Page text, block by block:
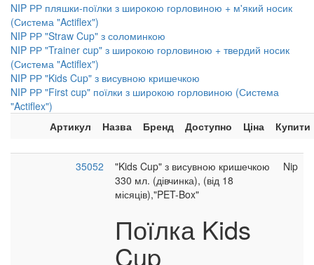
NIP РР пляшки-поїлки з широкою горловиною + м'який носик
(Система "Actiflex")
NIP РР "Straw Cup" з соломинкою
NIP РР "Trainer cup" з широкою горловиною + твердий носик
(Система "Actiflex")
NIP РР "Kids Cup" з висувною кришечкою
NIP РР "First cup" поїлки з широкою горловиною (Система
"Actiflex")
Артикул
Назва Бренд Доступно Ціна Купити
35052
"Kids Cup" з висувною кришечкою
330 мл. (дівчинка), (від 18
місяців),"PET-Box"
Поїлка Kids
Cup
Nip